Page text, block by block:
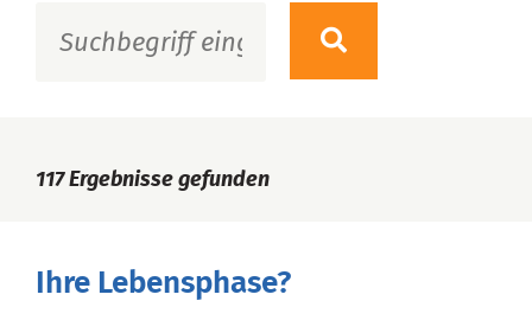
117Ergebnisse gefunden
Ihre Lebensphase?